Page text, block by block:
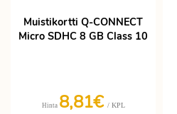
Muistikortti Q-CONNECT
Micro SDHC 8 GB Class 10
Hinta 8,81€ / KPL